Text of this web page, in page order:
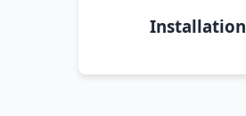
Installation